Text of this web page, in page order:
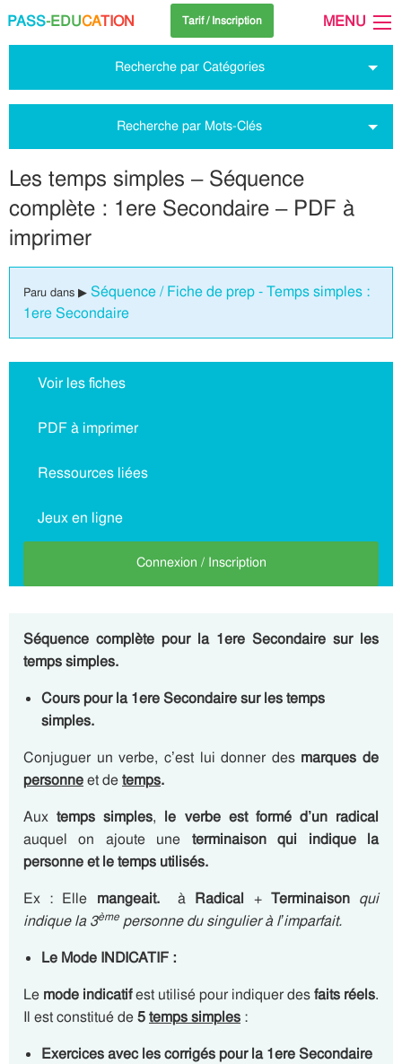
PASS-EDUCATION Tarif / Inscription MENU
Recherche par Catégories
Recherche par Mots-Clés
Les temps simples – Séquence
complète : 1ere Secondaire – PDF à
imprimer
Paru dans ▶ Séquence / Fiche de prep - Temps simples :
1ere Secondaire
Voir les fiches
PDF à imprimer
Ressources liées
Jeux en ligne
Connexion / Inscription
Séquence complète pour la 1ere Secondaire sur les
temps simples.
Cours pour la 1ere Secondaire sur les temps
simples.
Conjuguer un verbe, c’est lui donner des marques de
personneet detemps.
Auxtemps simples, le verbe est formé d’un radical
auquel on ajoute une terminaisonqui indique la
personne et le temps utilisés.
Ex : Elle mangeait.à Radical +Terminaison qui
indique la 3ème personne du singulier à l’imparfait.
Le Mode INDICATIF :
Le mode indicatifest utilisé pour indiquer desfaits réels.
Il est constitué de5temps simples :
Exercices avec les corrigés pour la 1ere Secondaire